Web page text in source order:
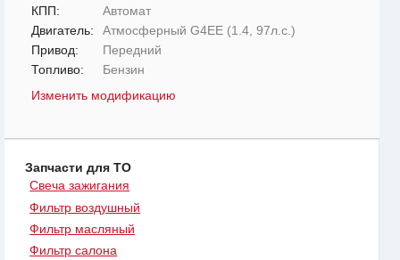
КПП:
Автомат
Двигатель:
Атмосферный G4EE (1.4, 97л.с.)
Привод:
Передний
Топливо:
Бензин
Изменить модификацию
Запчасти для ТО
Свеча зажигания
Фильтр воздушный
Фильтр масляный
Фильтр салона